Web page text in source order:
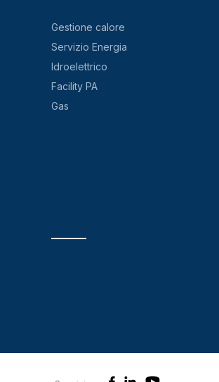
Gestione calore
Servizio Energia
Idroelettrico
Facility PA
Gas